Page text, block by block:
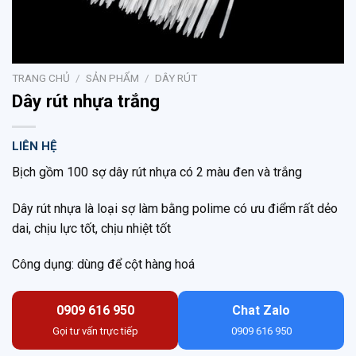
TRANG CHỦ / SẢN PHẨM / DÂY RÚT
Dây rút nhựa trắng
LIÊN HỆ
Bịch gồm 100 sợ dây rút nhựa có 2 màu đen và trắng
Dây rút nhựa là loại sợ làm bằng polime có ưu điểm rất dẻo
dai, chịu lực tốt, chịu nhiệt tốt
Công dụng: dùng để cột hàng hoá
0909 616 950
Gọi tư vấn trực tiếp
Chat Zalo
0909 616 950